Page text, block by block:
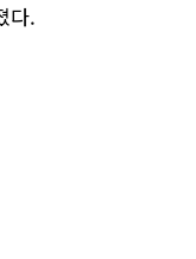
다.